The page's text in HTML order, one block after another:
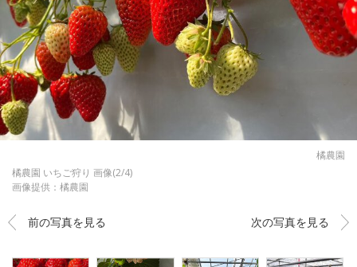
橘農園
橘農園 いちご狩り 画像(2/4)
画像提供：橘農園
前の写真を見る 次の写真を見る